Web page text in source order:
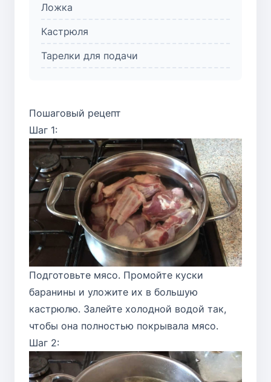
Ложка
Кастрюля
Тарелки для подачи
Пошаговый рецепт
Шаг 1:
Подготовьте мясо. Промойте куски
баранины и уложите их в большую
кастрюлю. Залейте холодной водой так,
чтобы она полностью покрывала мясо.
Шаг 2: